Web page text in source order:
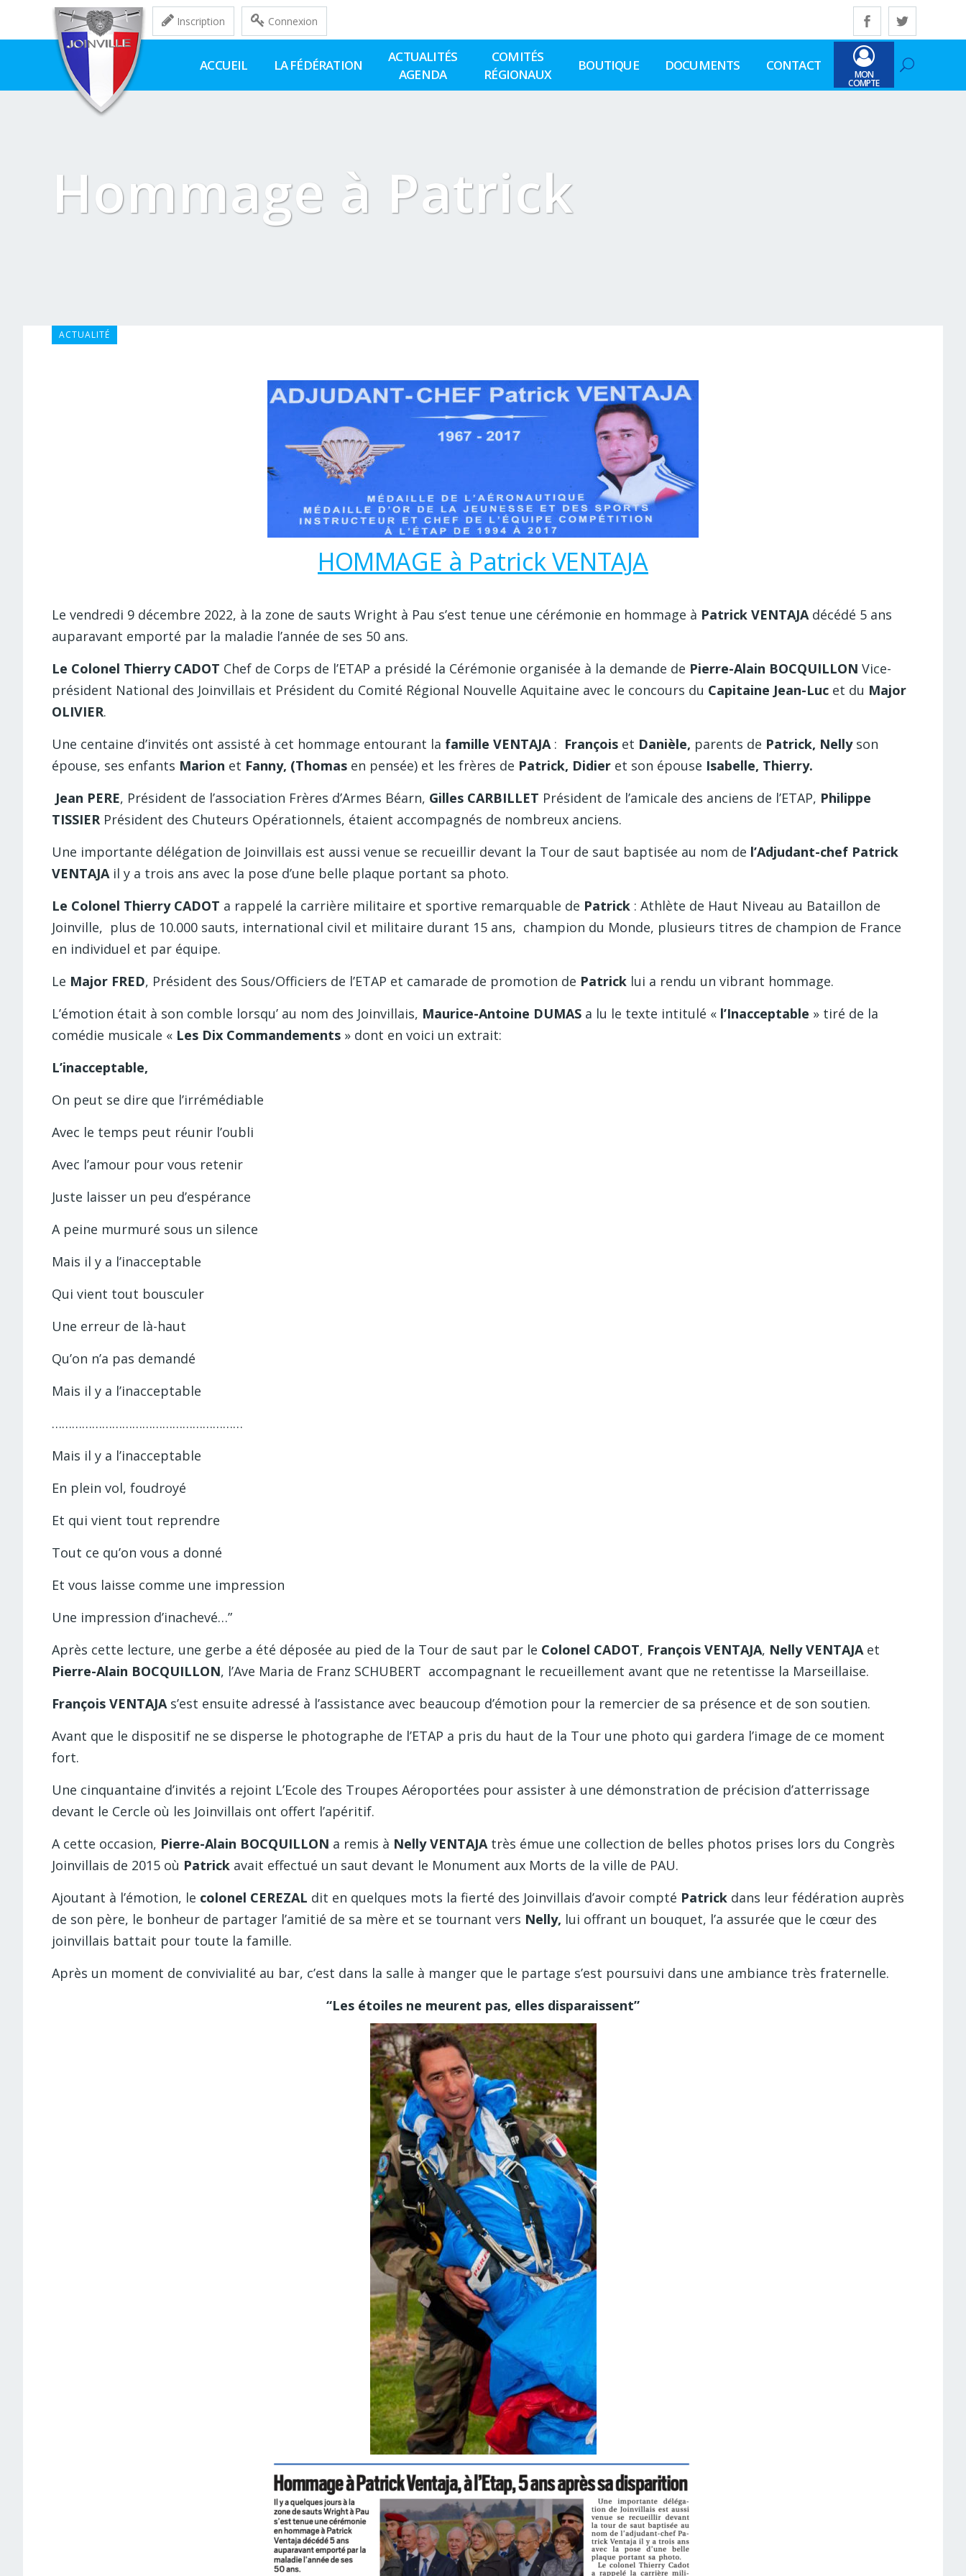
Inscription Connexion
ACCUEIL LA FÉDÉRATION
ACTUALITÉS
AGENDA
COMITÉS
RÉGIONAUX
BOUTIQUE DOCUMENTS CONTACT
MON
COMPTE
Hommage à Patrick
ACTUALITÉ
HOMMAGE à Patrick VENTAJA
Le vendredi 9 décembre 2022, à la zone de sauts Wright à Pau s’est tenue une cérémonie en hommage à Patrick VENTAJAdécédé 5 ans
auparavant emporté par la maladie l’année de ses 50 ans.
Le Colonel Thierry CADOT Chef de Corps de l’ETAP a présidé la Cérémonie organisée à la demande de Pierre-Alain BOCQUILLON Vice-
président National des Joinvillais et Président du Comité Régional Nouvelle Aquitaine avec le concours du Capitaine Jean-Luc et du Major
OLIVIER.
Une centaine d’invités ont assisté à cet hommage entourant la famille VENTAJA: François et Danièle, parents de Patrick, Nellyson
épouse, ses enfants Marion et Fanny, (Thomas en pensée) et les frères de Patrick, Didier et son épouse Isabelle, Thierry.
Jean PERE, Président de l’association Frères d’Armes Béarn, Gilles CARBILLET Président de l’amicale des anciens de l’ETAP, Philippe
TISSIERPrésident des Chuteurs Opérationnels, étaient accompagnés de nombreux anciens.
Une importante délégation de Joinvillais est aussi venue se recueillir devant la Tour de saut baptisée au nom de l’Adjudant-chef Patrick
VENTAJAil y a trois ans avec la pose d’une belle plaque portant sa photo.
Le Colonel Thierry CADOT a rappelé la carrière militaire et sportive remarquable de Patrick : Athlète de Haut Niveau au Bataillon de
Joinville, plus de 10.000 sauts, international civil et militaire durant 15 ans, champion du Monde, plusieurs titres de champion de France
en individuel et par équipe.
Le Major FRED, Président des Sous/Officiers de l’ETAP et camarade de promotion de Patrick lui a rendu un vibrant hommage.
L’émotion était à son comble lorsqu’ au nom des Joinvillais, Maurice-Antoine DUMAS a lu le texte intitulé « l’Inacceptable » tiré de la
comédie musicale « Les Dix Commandements » dont en voici un extrait:
L’inacceptable,
On peut se dire que l’irrémédiable
Avec le temps peut réunir l’oubli
Avec l’amour pour vous retenir
Juste laisser un peu d’espérance
A peine murmuré sous un silence
Mais il y a l’inacceptable
Qui vient tout bousculer
Une erreur de là-haut
Qu’on n’a pas demandé
Mais il y a l’inacceptable
…………………………………………………
Mais il y a l’inacceptable
En plein vol, foudroyé
Et qui vient tout reprendre
Tout ce qu’on vous a donné
Et vous laisse comme une impression
Une impression d’inachevé…”
Après cette lecture, une gerbe a été déposée au pied de la Tour de saut par le Colonel CADOT, François VENTAJA, Nelly VENTAJAet
Pierre-Alain BOCQUILLON, l’Ave Maria de Franz SCHUBERT accompagnant le recueillement avant que ne retentisse la Marseillaise.
François VENTAJAs’est ensuite adressé à l’assistance avec beaucoup d’émotion pour la remercier de sa présence et de son soutien.
Avant que le dispositif ne se disperse le photographe de l’ETAP a pris du haut de la Tour une photo qui gardera l’image de ce moment
fort.
Une cinquantaine d’invités a rejoint L’Ecole des Troupes Aéroportées pour assister à une démonstration de précision d’atterrissage
devant le Cercle où les Joinvillais ont offert l’apéritif.
A cette occasion, Pierre-Alain BOCQUILLON a remis à Nelly VENTAJAtrès émue une collection de belles photos prises lors du Congrès
Joinvillais de 2015 où Patrick avait effectué un saut devant le Monument aux Morts de la ville de PAU.
Ajoutant à l’émotion, le colonel CEREZAL dit en quelques mots la fierté des Joinvillais d’avoir compté Patrick dans leur fédération auprès
de son père, le bonheur de partager l’amitié de sa mère et se tournant vers Nelly, lui offrant un bouquet, l’a assurée que le cœur des
joinvillais battait pour toute la famille.
Après un moment de convivialité au bar, c’est dans la salle à manger que le partage s’est poursuivi dans une ambiance très fraternelle.
“Les étoiles ne meurent pas, elles disparaissent”